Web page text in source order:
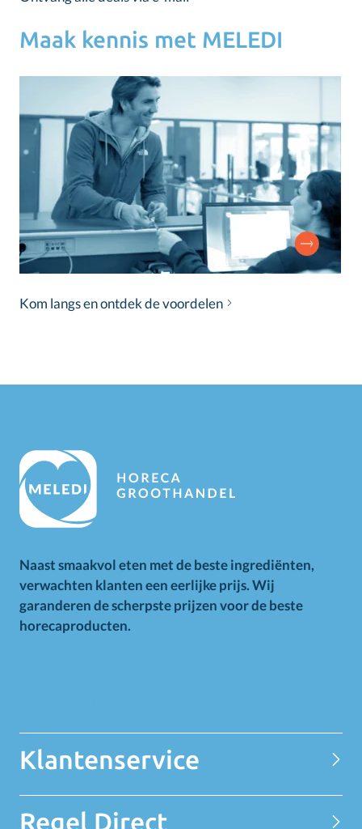
Maak kennis met MELEDI
Kom langs en ontdek de voordelen
Naast smaakvol eten met de beste ingrediënten,
verwachten klanten een eerlijke prijs. Wij
garanderen de scherpste prijzen voor de beste
horecaproducten.
Klantenservice
Contact
Privacy Statement
Regel Direct